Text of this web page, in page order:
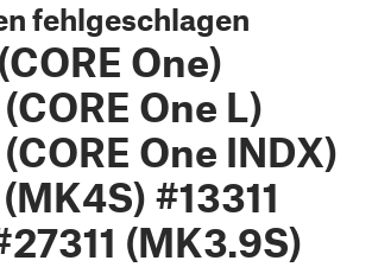
fehlgeschlagen
One)
One L)
One INDX)
#13311
(MK3.9S)